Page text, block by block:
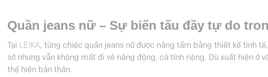
Quần jeans nữ – Sự biến tấu đầy tự do
Tại LEIKA, từng chiếc quần jeans nữ được nâng tầm bằng thiết kế tinh
sở nhưng vẫn không mất đi vẻ năng động, cá tính riêng. Dù xuất hiện ở
thể hiện bản thân.